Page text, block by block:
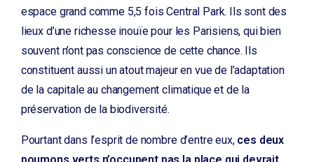
espace grand comme 5,5 fois Central Park. Ils sont des
lieux d’une richesse inouïe pour les Parisiens, qui bien
souvent n’ont pas conscience de cette chance. Ils
constituent aussi un atout majeur en vue de l’adaptation
de la capitale au changement climatique et de la
préservation de la biodiversité.
Pourtant dans l’esprit de nombre d’entre eux, ces deux